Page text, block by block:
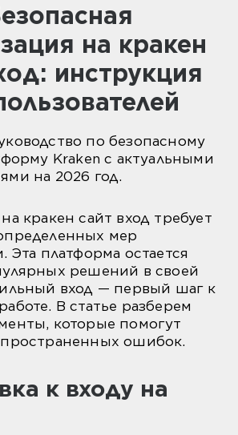
на кракен
инструкция
по безопасному
Kraken с актуальными
на 2026 год.
кракен сайт вход требует
мер
Эта платформа остается
решений в своей
вход — первый шаг к
В статье разберем
которые помогут
ошибок.
к входу на